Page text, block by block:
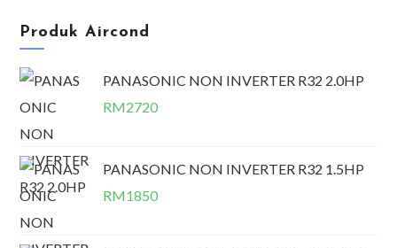
Produk Aircond
PANASONIC NON INVERTER R32 2.0HP
RM2720
PANASONIC NON INVERTER R32 1.5HP
RM1850